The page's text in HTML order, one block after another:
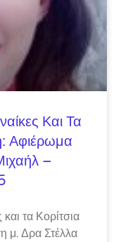
Και Τα
Αφιέρωμα
–
τα Κορίτσια
μ. Δρα Στέλλα